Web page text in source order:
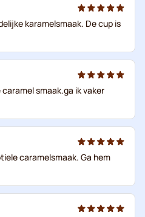
karamelsmaak. De cup is
smaak.ga ik vaker
caramelsmaak. Ga hem